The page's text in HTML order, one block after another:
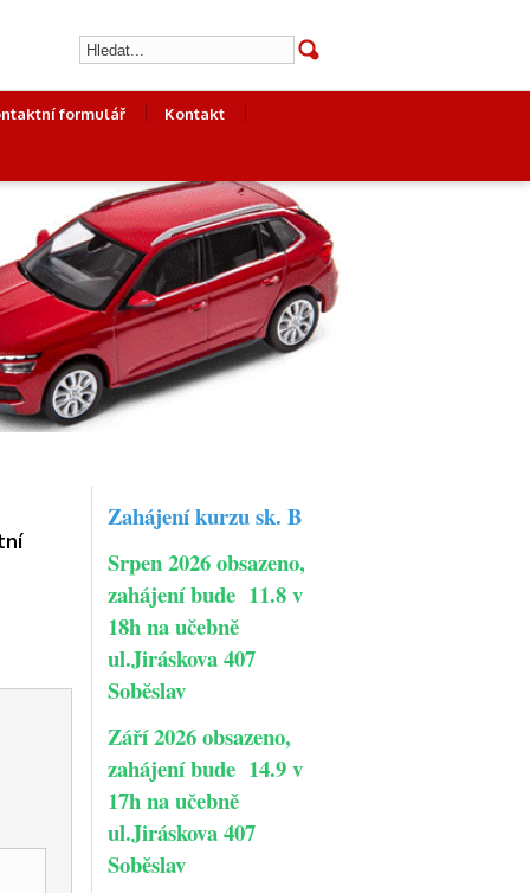
formulář Kontakt
Zahájení kurzu sk. B
Srpen 2026 obsazeno,
zahájení bude 11.8 v
18h na učebně
ul.Jiráskova 407
Soběslav
Září 2026 obsazeno,
zahájení bude 14.9 v
17h na učebně
ul.Jiráskova 407
Soběslav